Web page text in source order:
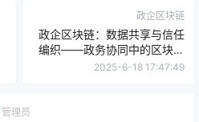
政企区块链
政企区块链：数据共享与信任
编织——政务协同中的区块链
“无感基建”
2025-6-18 17:47:49
管理员